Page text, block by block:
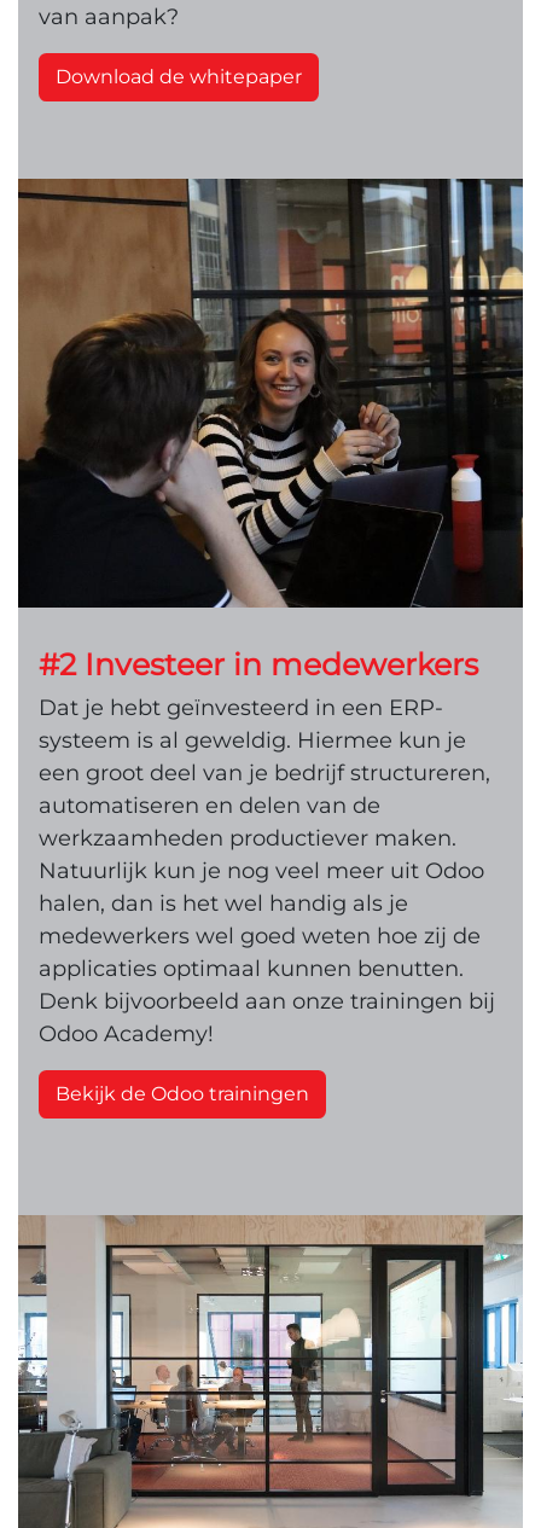
van aanpak?
Download de whitepaper
#2 Investeer in medewerkers
Dat je hebt geïnvesteerd in een ERP-
systeem is al geweldig. Hiermee kun je
een groot deel van je bedrijf structureren,
automatiseren en delen van de
werkzaamheden productiever maken.
Natuurlijk kun je nog veel meer uit Odoo
halen, dan is het wel handig als je
medewerkers wel goed weten hoe zij de
applicaties optimaal kunnen benutten.
Denk bijvoorbeeld aan onze trainingen bij
Odoo Academy!
Bekijk de Odoo trainingen